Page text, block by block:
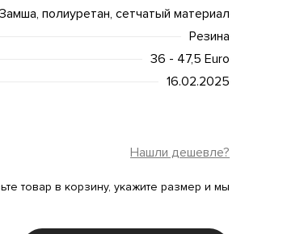
Замша, полиуретан, сетчатый материал
Резина
36 - 47,5 Euro
16.02.2025
Нашли дешевле?
товар в корзину, укажите размер и мы